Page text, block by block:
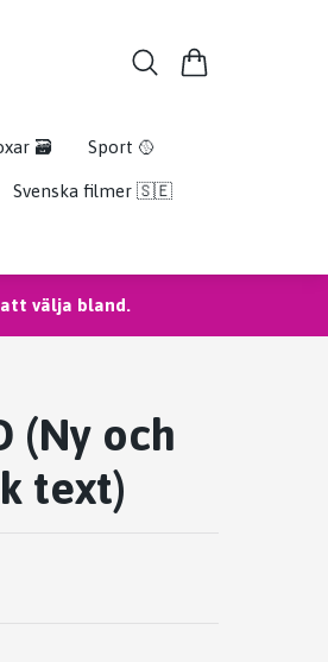
🗃️ Sport 🥎
Svenska filmer 🇸🇪
välja bland.
(Ny och
text)